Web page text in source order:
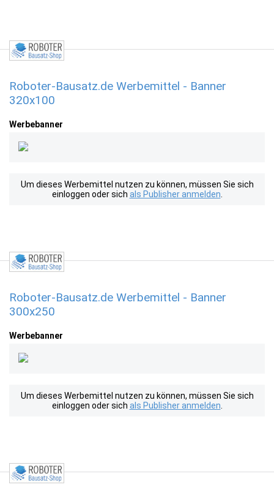
Roboter-Bausatz.de Werbemittel - Banner
320x100
Werbebanner
Um dieses Werbemittel nutzen zu können, müssen Sie sich
einloggen oder sich als Publisher anmelden
Roboter-Bausatz.de Werbemittel - Banner
300x250
Werbebanner
Um dieses Werbemittel nutzen zu können, müssen Sie sich
einloggen oder sich als Publisher anmelden